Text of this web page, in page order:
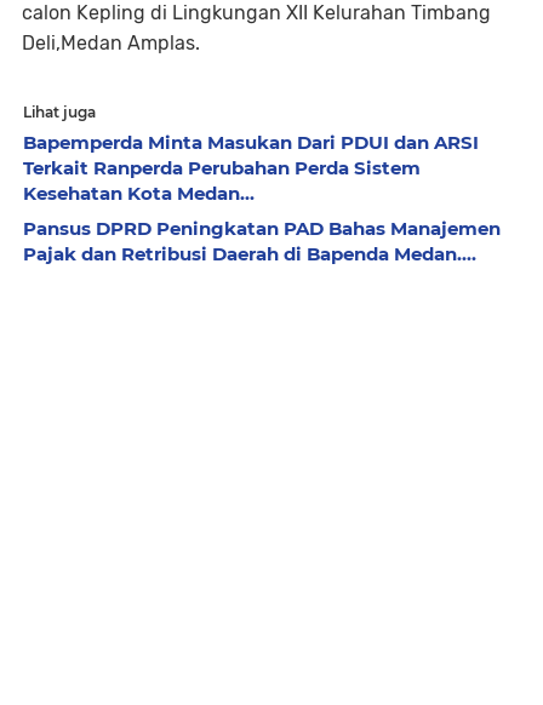
calon Kepling di Lingkungan XII Kelurahan Timbang
Deli,Medan Amplas.
Lihat juga
Bapemperda Minta Masukan Dari PDUI dan ARSI
Terkait Ranperda Perubahan Perda Sistem
Kesehatan Kota Medan...
Pansus DPRD Peningkatan PAD Bahas Manajemen
Pajak dan Retribusi Daerah di Bapenda Medan....